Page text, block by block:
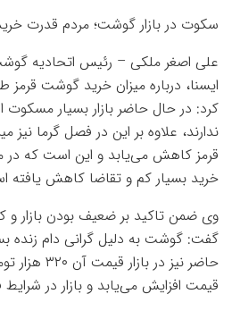
سکوت در بازار گوشت؛ مردم قدرت
علی اصغر ملکی – رئیس اتحادیه
ایسنا، درباره میزان خرید گوشت
کرد: در حال حاضر بازار بسیار
ندارند، علاوه بر این در فصل گرما
قرمز کاهش می‌یابد و این است که
خرید بسیار کم و تقاضا کاهش یافته
وی ضمن تاکید بر ضعیف بودن بازار
گفت: گوشت به دلیل گرانی دام زنده
حاضر نیز در
قیمت افزایش می‌یابد و بازار در شرایط